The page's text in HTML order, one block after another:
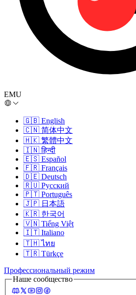
EMU
🇬🇧 English
🇨🇳 简体中文
🇭🇰 繁體中文
🇮🇳 हिन्दी
🇪🇸 Español
🇫🇷 Français
🇩🇪 Deutsch
🇷🇺 Русский
🇵🇹 Português
🇯🇵 日本語
🇰🇷 한국어
🇻🇳 Tiếng Việt
🇮🇹 Italiano
🇹🇭 ไทย
🇹🇷 Türkçe
Профессиональный режим
Наше сообщество